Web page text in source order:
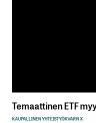
Temaattinen ETF
KAUPALLINEN YHTEISTYÖKVARN X